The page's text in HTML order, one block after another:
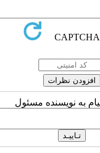
به نویسنده مسئول